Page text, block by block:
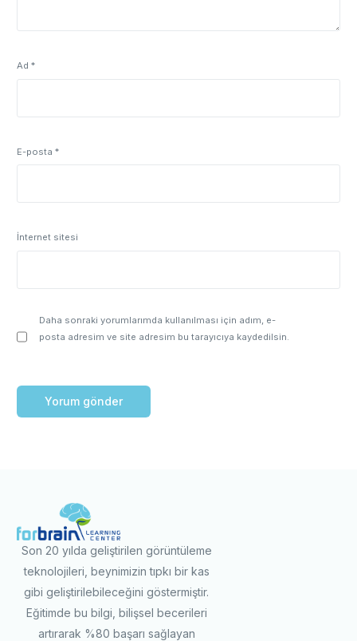
Ad*
E-posta*
İnternet sitesi
Daha sonraki yorumlarımda kullanılması için adım, e-
posta adresim ve site adresim bu tarayıcıya kaydedilsin.
Son 20 yılda geliştirilen görüntüleme
teknolojileri, beynimizin tıpkı bir kas
gibi geliştirilebileceğini göstermiştir.
Eğitimde bu bilgi, bilişsel becerileri
artırarak %80 başarı sağlayan